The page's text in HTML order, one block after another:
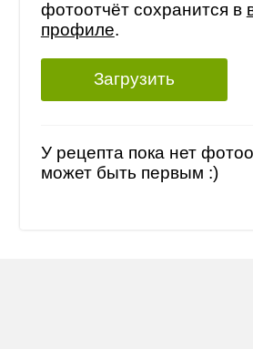
фотоотчёт сохранится в
профиле.
Загрузить
У рецепта пока нет
может быть первым :)